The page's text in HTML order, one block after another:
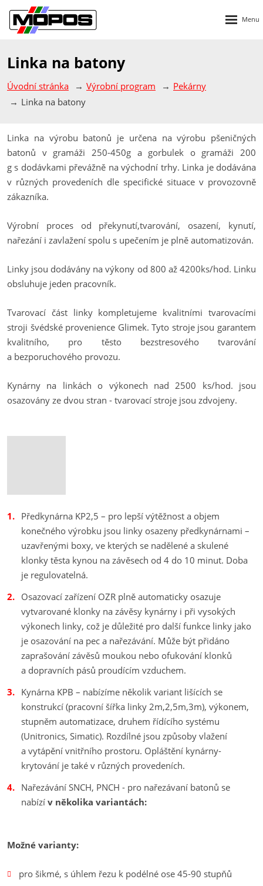
Linka na batony
Úvodní stránka Výrobní program
Pekárny
Linka na batony
Linka na výrobu batonů je určena na výrobu pšeničných
batonů v gramáži 250-450g a gorbulek o gramáži 200
g s dodávkami převážně na východní trhy. Linka je dodávána
v různých provedeních dle specifické situace v provozovně
zákazníka.
Výrobní proces od překynutí,tvarování, osazení, kynutí,
nařezání i zavlažení spolu s upečením je plně automatizován.
Linky jsou dodávány na výkony od 800 až 4200ks/hod. Linku
obsluhuje jeden pracovník.
Tvarovací část linky kompletujeme kvalitními tvarovacími
stroji švédské provenience Glimek. Tyto stroje jsou garantem
kvalitního, pro těsto bezstresového tvarování
a bezporuchového provozu.
Kynárny na linkách o výkonech nad 2500 ks/hod. jsou
osazovány ze dvou stran - tvarovací stroje jsou zdvojeny.
Předkynárna KP2,5 – pro lepší výtěžnost a objem
konečného výrobku jsou linky osazeny předkynárnami –
uzavřenými boxy, ve kterých se nadělené a skulené
klonky těsta kynou na závěsech od 4 do 10 minut. Doba
je regulovatelná.
Osazovací zařízení OZR plně automaticky osazuje
vytvarované klonky na závěsy kynárny i při vysokých
výkonech linky, což je důležité pro další funkce linky jako
je osazování na pec a nařezávání. Může být přidáno
zaprašování závěsů moukou nebo ofukování klonků
a dopravních pásů proudícím vzduchem.
Kynárna KPB – nabízíme několik variant lišících se
konstrukcí (pracovní šířka linky 2m,2,5m,3m), výkonem,
stupněm automatizace, druhem řídícího systému
(Unitronics, Simatic). Rozdílné jsou způsoby vlažení
a vytápění vnitřního prostoru. Opláštění kynárny-
krytování je také v různých provedeních.
Nařezávání SNCH, PNCH - pro nařezávaní batonů se
nabízí v několika variantách:
Možné varianty:
pro šikmé, s úhlem řezu k podélné ose 45-90 stupňů